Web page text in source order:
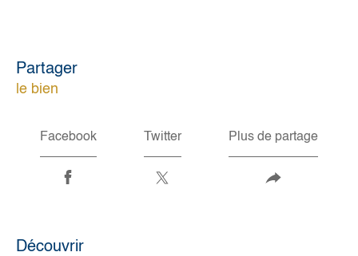
partager
le bien
Facebook Twitter Plus de partage
découvrir